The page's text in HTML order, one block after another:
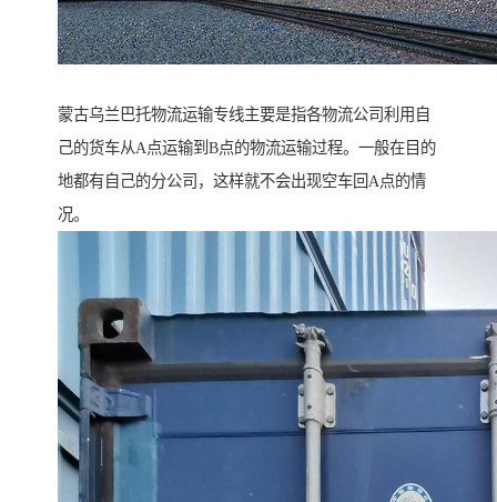
蒙古乌兰巴托物流运输专线主要是指各物流公司利用自
己的货车从A点运输到B点的物流运输过程。一般在目的
地都有自己的分公司，这样就不会出现空车回A点的情
况。